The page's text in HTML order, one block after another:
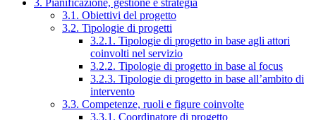
3. Pianificazione, gestione e strategia
3.1. Obiettivi del progetto
3.2. Tipologie di progetti
3.2.1. Tipologie di progetto in base agli attori
coinvolti nel servizio
3.2.2. Tipologie di progetto in base al focus
3.2.3. Tipologie di progetto in base all’ambito di
intervento
3.3. Competenze, ruoli e figure coinvolte
3.3.1. Coordinatore di progetto